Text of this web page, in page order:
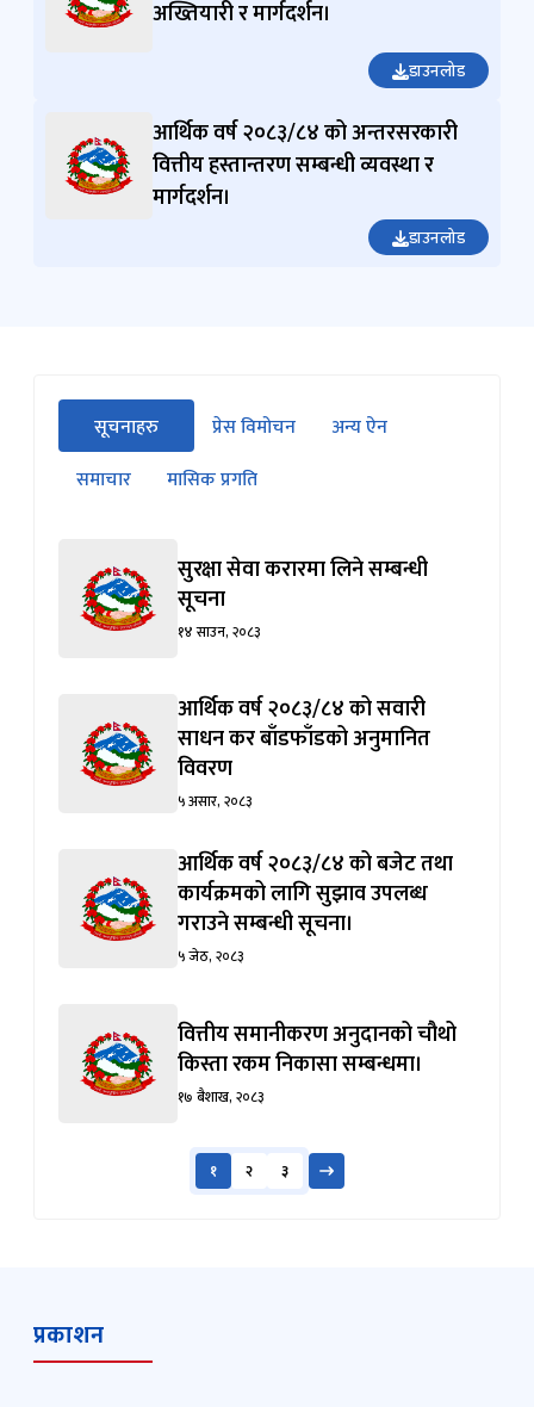
डाउनलोड
आर्थिक वर्ष २०८३/८४ को अन्तरसरकारी
वित्तीय हस्तान्तरण सम्बन्धी व्यवस्था र
मार्गदर्शन।
डाउनलोड
सीधा
पहिलो
ट्याबको
सामग्रीमा
सूचनाहरु
(सक्रिय ट्याब)
प्रेस विमोचन
अन्य ऐन
समाचार
मासिक प्रगति
सुरक्षा सेवा करारमा लिने सम्बन्धी
सूचना
१४ साउन, २०८३
आर्थिक वर्ष २०८३/८४ को सवारी
साधन कर बाँडफाँडको अनुमानित
विवरण
५ असार, २०८३
आर्थिक वर्ष २०८३/८४ को बजेट तथा
कार्यक्रमको लागि सुझाव उपलब्ध
गराउने सम्बन्धी सूचना।
५ जेठ, २०८३
वित्तीय समानीकरण अनुदानको चौथो
किस्ता रकम निकासा सम्बन्धमा।
१७ बैशाख, २०८३
१
प्रकाशन